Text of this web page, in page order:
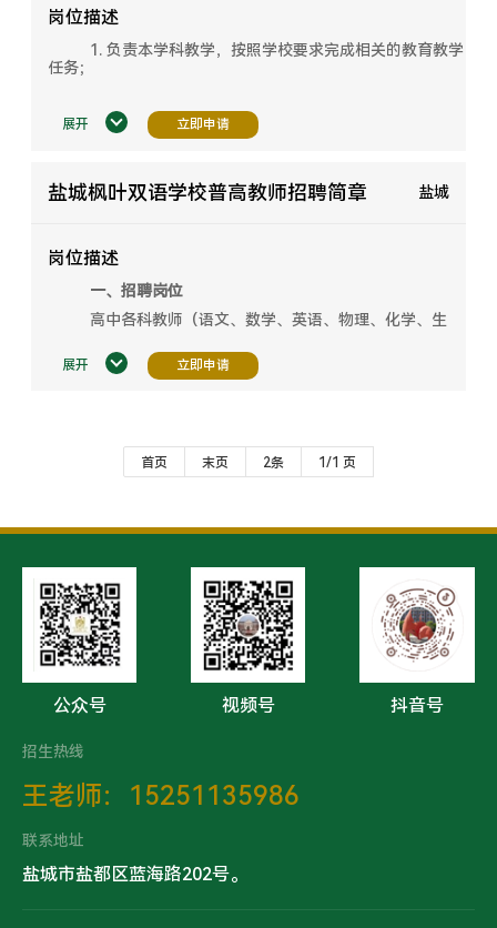
岗位描述
1. 负责本学科教学，按照学校要求完成相关的教育教学
任务；
3. 遵守职业道德，品行端正，团结同志，为人师表。
展开 立即申请
盐城枫叶双语学校普高教师招聘简章 盐城
岗位描述
一、招聘岗位
高中各科教师（语文、数学、英语、物理、化学、生
二、岗位职责：
3. 遵守职业道德，品行端正，团结同志，为人师表。
1. 遵纪守法，品行端正，关爱学生，热爱教育事业，追
无违法犯罪记录；
2. 50周岁以下，本科及以上学历，持有相应学科高中教
师资格证；
3. 语言表达能力强，性格开朗、亲和力强；
4.英语教师要求持有英语专业八级证书，口音纯正；
5.国家及省、市、区级优秀教师、骨干教师优先；
业班教育教学经验者优先；
8. 能胜任班主任工作者优先录用。
五、薪资福利：
展开 立即申请
首页 末页 2条 1/1 页
公众号 视频号 抖音号
招生热线
王老师：15251135986
联系地址
盐城市盐都区蓝海路202号。